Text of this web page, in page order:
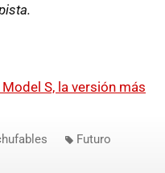
S, la versión más
Futuro